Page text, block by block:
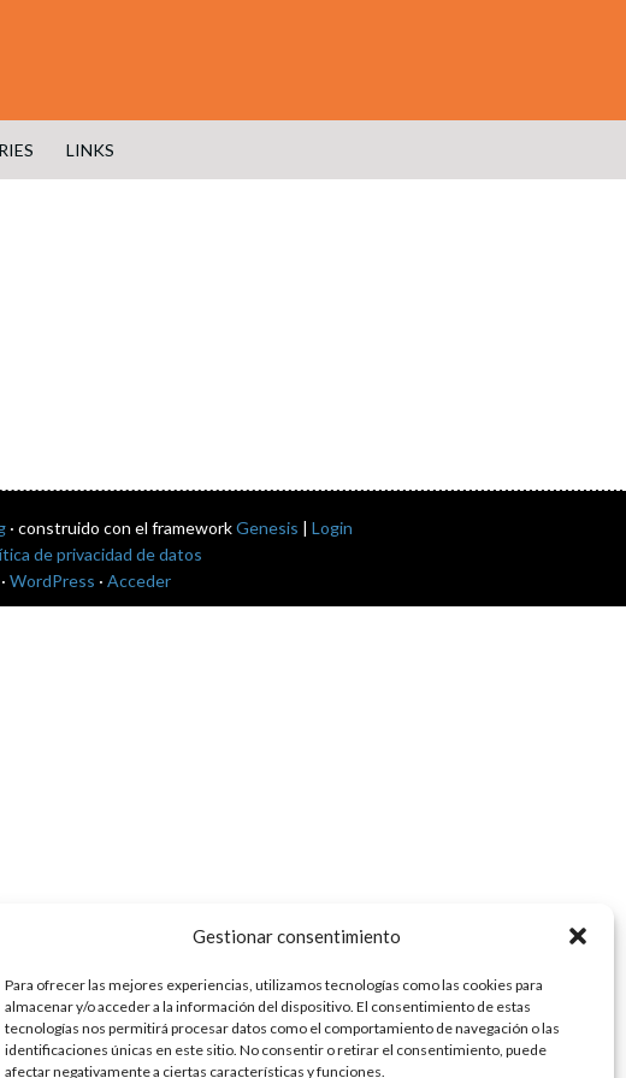
Gestionar consentimiento
Para ofrecer las mejores experiencias, utilizamos tecnologías como las cookies para
almacenar y/o acceder a la información del dispositivo. El consentimiento de estas
tecnologías nos permitirá procesar datos como el comportamiento de navegación o las
identificaciones únicas en este sitio. No consentir o retirar el consentimiento, puede
afectar negativamente a ciertas características y funciones.
LINKS
· construido con el frameworkGenesis | Login
de privacidad de datos
· WordPress · Acceder